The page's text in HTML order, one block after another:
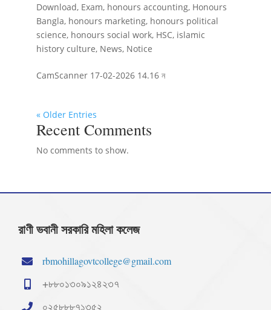
Download, Exam, honours accounting, Honours
Bangla, honours marketing, honours political
science, honours social work, HSC, islamic
history culture, News, Notice
CamScanner 17-02-2026 14.16 ন
« Older Entries
Recent Comments
No comments to show.
রাণী ভবানী সরকারি মহিলা কলেজ
rbmohillagovtcollege@gmail.com
+৮৮০১৩০৯১২৪২৩৭
০২৫৮৮৮৭১৩৫২